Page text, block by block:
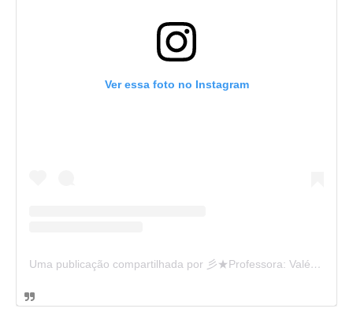
Ver essa foto no Instagram
Uma publicação compartilhada por 彡★Professora: Valéria·.¸¸.· (@ensinandocomcarinho)